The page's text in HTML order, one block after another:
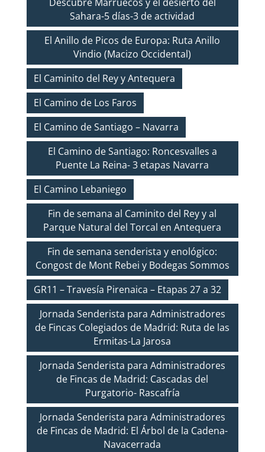
Descubre Marruecos y el desierto del
Sahara-5 días-3 de actividad
El Anillo de Picos de Europa: Ruta Anillo
Vindio (Macizo Occidental)
El Caminito del Rey y Antequera
El Camino de Los Faros
El Camino de Santiago – Navarra
El Camino de Santiago: Roncesvalles a
Puente La Reina- 3 etapas Navarra
El Camino Lebaniego
Fin de semana al Caminito del Rey y al
Parque Natural del Torcal en Antequera
Fin de semana senderista y enológico:
Congost de Mont Rebei y Bodegas Sommos
GR11 – Travesía Pirenaica – Etapas 27 a 32
Jornada Senderista para Administradores
de Fincas Colegiados de Madrid: Ruta de las
Ermitas-La Jarosa
Jornada Senderista para Administradores
de Fincas de Madrid: Cascadas del
Purgatorio- Rascafría
Jornada Senderista para Administradores
de Fincas de Madrid: El Árbol de la Cadena-
Navacerrada